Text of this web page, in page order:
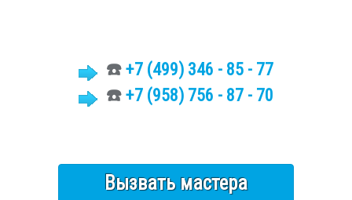
☎️ +7 (499) 346 - 85 - 77
☎️ +7 (958) 756 - 87 - 70
Вызвать мастера